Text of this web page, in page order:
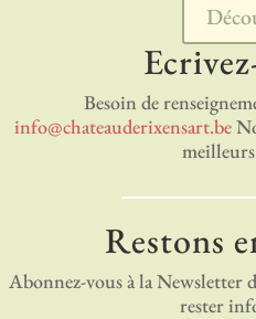
Besoin de
info@chateauderixensart.be
Restons
Abonnez-vous à la Newsletter
rester